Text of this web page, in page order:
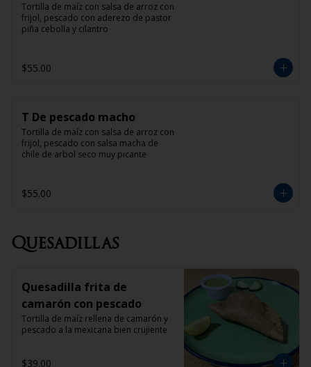
Tortilla de maíz con salsa de arroz con
frijol, pescado con aderezo de pastor
piña cebolla y cilantro
$55.00
T De pescado macho
Tortilla de maíz con salsa de arroz con
frijol, pescado con salsa macha de
chile de arbol seco muy picante
$55.00
Quesadillas
Quesadilla frita de
camarón con pescado
Tortilla de maíz rellena de camarón y
pescado a la mexicana bien crujiente
$39.00